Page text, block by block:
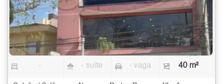
- - suíte - vaga 40 m²